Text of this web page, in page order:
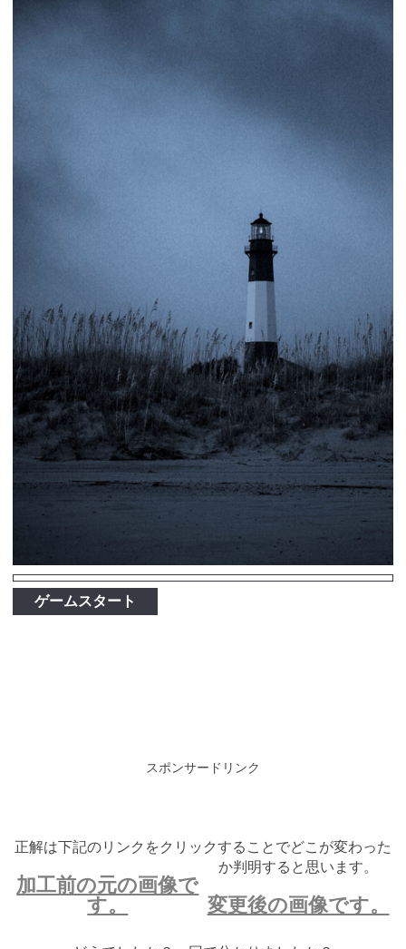
ゲームスタート
スポンサードリンク
正解は下記のリンクをクリックすることでどこが変わった
か判明すると思います。
加工前の元の画像で
す。
変更後の画像です。